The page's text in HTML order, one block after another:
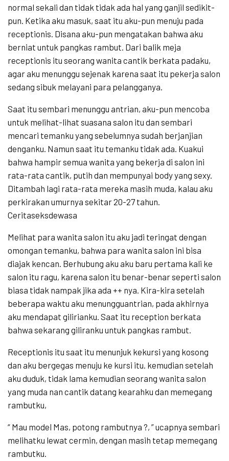
normal sekali dan tidak tidak ada hal yang ganjil sedikit-
pun. Ketika aku masuk, saat itu aku-pun menuju pada
receptionis. Disana aku-pun mengatakan bahwa aku
berniat untuk pangkas rambut. Dari balik meja
receptionis itu seorang wanita cantik berkata padaku,
agar aku menunggu sejenak karena saat itu pekerja salon
sedang sibuk melayani para pelangganya.
Saat itu sembari menunggu antrian, aku-pun mencoba
untuk melihat-lihat suasana salon itu dan sembari
mencari temanku yang sebelumnya sudah berjanjian
denganku. Namun saat itu temanku tidak ada. Kuakui
bahwa hampir semua wanita yang bekerja di salon ini
rata-rata cantik, putih dan mempunyai body yang sexy.
Ditambah lagi rata-rata mereka masih muda, kalau aku
perkirakan umurnya sekitar 20-27 tahun.
Ceritaseksdewasa
Melihat para wanita salon itu aku jadi teringat dengan
omongan temanku, bahwa para wanita salon ini bisa
diajak kencan. Berhubung aku aku baru pertama kali ke
salon itu ragu, karena salon itu benar-benar seperti salon
biasa tidak nampak jika ada ++ nya. Kira-kira setelah
beberapa waktu aku menungguantrian, pada akhirnya
aku mendapat gilirianku. Saat itu reception berkata
bahwa sekarang giliranku untuk pangkas rambut.
Receptionis itu saat itu menunjuk kekursi yang kosong
dan aku bergegas menuju ke kursi itu. kemudian setelah
aku duduk, tidak lama kemudian seorang wanita salon
yang muda nan cantik datang kearahku dan memegang
rambutku,
“ Mau model Mas, potong rambutnya ?, ” ucapnya sembari
melihatku lewat cermin, dengan masih tetap memegang
rambutku.